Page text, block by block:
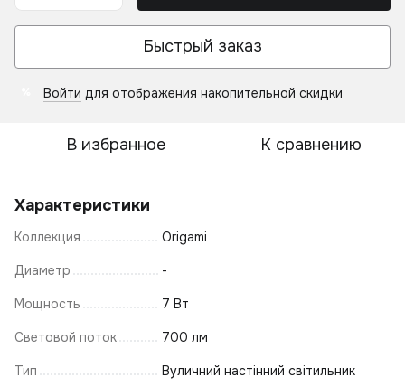
Быстрый заказ
Войти для отображения накопительной скидки
В избранное К сравнению
Характеристики
Коллекция Origami
Диаметр -
Мощность 7 Вт
Световой поток 700 лм
Тип Вуличний настінний світильник